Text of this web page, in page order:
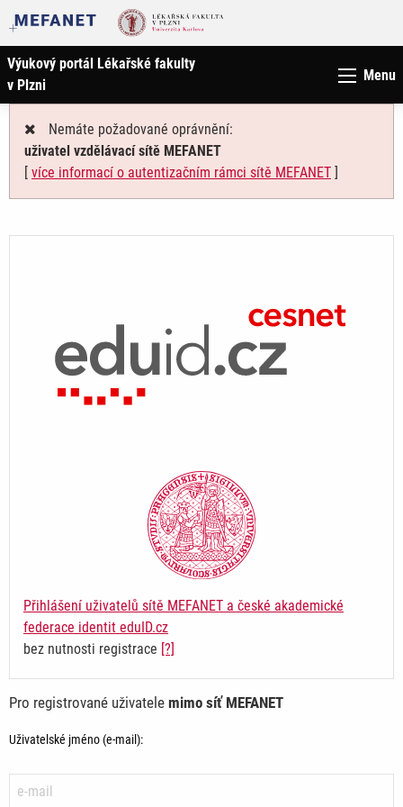
Výukový portál Lékařské fakulty
v Plzni
Menu
Nemáte požadované oprávnění:
uživatel vzdělávací sítě MEFANET
[ více informací o autentizačním rámci sítě MEFANET ]
Přihlášení uživatelů sítě MEFANET a české akademické
federace identit eduID.cz
bez nutnosti registrace [?]
Pro registrované uživatele mimo síť MEFANET
Uživatelské jméno (e-mail):